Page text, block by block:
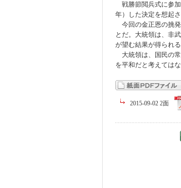
戦勝節閲兵式に参加
年）した決定を想起
今回の金正恩の挑発
とだ。大統領は、非
が望む結果が得られ
大統領は、国民の
を平和だと考えてはな
2015-09-02 2面